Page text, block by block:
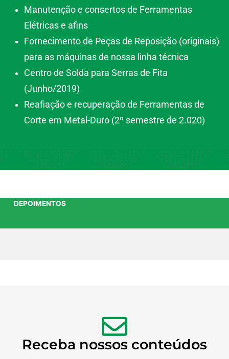
Manutenção e consertos de Ferramentas
Elétricas e afins
Fornecimento de Peças de Reposição (originais)
para as máquinas de nossa linha técnica
Centro de Solda para Serras de Fita
(Junho/2019)
Reafiação e recuperação de Ferramentas de
Corte em Metal-Duro (2º semestre de 2.020)
DEPOIMENTOS
Receba nossos conteúdos